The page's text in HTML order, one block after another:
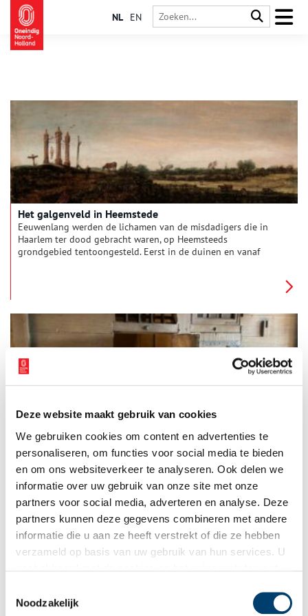
Deze website maakt gebruik van cookies
We gebruiken cookies om content en advertenties te
personaliseren, om functies voor social media te bieden
en om ons websiteverkeer te analyseren. Ook delen we
informatie over uw gebruik van onze site met onze
partners voor social media, adverteren en analyse. Deze
partners kunnen deze gegevens combineren met andere
informatie die u aan ze heeft verstrekt of die ze hebben
verzameld op basis van uw gebruik van hun services. U
Noodzakelijk
NL EN
Het galgenveld in Heemstede
Eeuwenlang werden de lichamen van de misdadigers die in
Haarlem ter dood gebracht waren, op Heemsteeds
grondgebied tentoongesteld. Eerst in de duinen en vanaf
zeventiende eeuw
In de zeventiende eeuw werden misdadigers in Holland
allesbehalve zachtzinnig aangepakt. De meeste straffen werden
in het openbaar uitgevoerd als waarschuwing voor de burger.
De schepenen (rechters) konden hierbij kiezen uit
verschillende martel- en executiemethoden, waaronder
onthoofden, ophangen, wurgen, radbraken, geselen,
brandmerken en tepronkstelling.